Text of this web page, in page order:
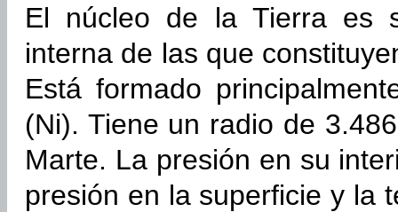
El núcleo de la Tierra es
interna de las que
Está formado
(Ni). Tiene un radio de
Marte. La presión en su
presión en la superficie y la